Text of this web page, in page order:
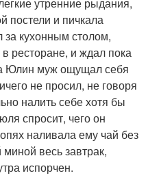
постели и пичкала
кухонным столом,
ресторане, и ждал пока
Юлин муж ощущал себя
не просил, не говоря
налить себе хотя бы
спросит, чего он
наливала ему чай без
весь завтрак,
испорчен.